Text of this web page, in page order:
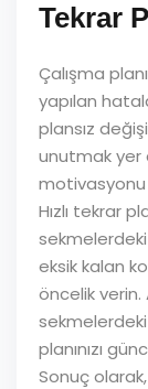
Tekrar
Çalışma
yapılan
plansız
unutmak yer
motivasyonu
Hızlı tekrar
eksik kalan
öncelik verin.
planınızı
Sonuç olarak,